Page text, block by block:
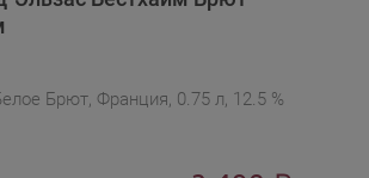
Брют, Франция, 0.75 л, 12.5 %